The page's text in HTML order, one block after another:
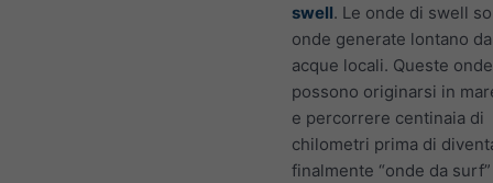
swell. Le onde di swell
onde generate lontano
acque locali. Queste onde
possono originarsi in
e percorrere centinaia di
chilometri prima di
finalmente “onde da